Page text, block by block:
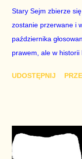
Stary Sejm zbierze
zostanie przerwane i
października
prawem, ale w historii
kadencji Sejmu, a
Europejska i NATO
powodu, aby łamać
UDOSTĘPNIJ